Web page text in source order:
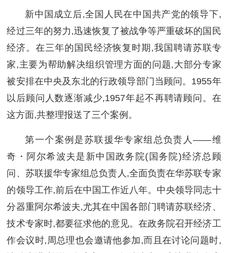
新中国成立后,全国人民在中国共产党的领导下,
经过三年的努力,迅速恢复了被战争等严重破坏的国民
经济。在三年的国民经济恢复时期,我国聘请苏联专
家,主要为帮助解决组织管理方面的问题,大部分专家
被安排在中央及东北的行政领导部门当顾问。1955年
以后顾问人数逐渐减少,1957年起不再聘请顾问。在
这方面,共整理报送了三个案例。
第一个案例是苏联援华专家组总负责人——维
奇・阿尔希波夫是新中国政务院(国务院)经济总顾
问、苏联援华专家组总负责人,全面负责在华苏联专家
的领导工作,前后在中国工作近八年。中央领导同志十
分器重阿尔希波夫,尤其在中国各部门聘请苏联经济、
技术专家时,都要征求他的意见。在政务院召开经济工
作会议时,周总理也会邀请他参加,而且在讨论问题时,